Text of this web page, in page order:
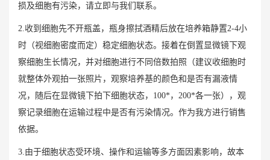
损及细胞有污染，请立即与我们联系。
2.收到细胞先不开瓶盖，瓶身擦拭酒精后放在培养箱静置2-4小
时（视细胞密度而定）稳定细胞状态。接着在倒置显微镜下观
察细胞生长情况，并对细胞进行不同倍数拍照（建议收细胞时
就整体外观拍一张照片，观察培养基的颜色和是否有漏液情
况，随后在显微镜下拍下细胞状态，100*，200*各一张），观
察记录细胞在运输过程中是否有污染情况。作为我方进行销售
依据。
3.由于细胞状态受环境、操作和运输等多方面因素影响，故本